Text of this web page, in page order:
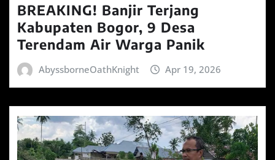
BREAKING! Banjir Terjang
Kabupaten Bogor, 9 Desa
Terendam Air Warga Panik
AbyssborneOathKnight Apr 19, 2026